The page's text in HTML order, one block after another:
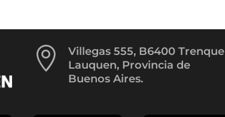

Villegas 555, B6400 Trenque
Lauquen, Provincia de
Buenos Aires.